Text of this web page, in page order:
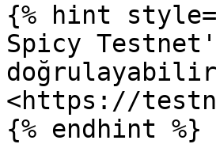
{% hint
Spicy
<https://
{% endhint %}